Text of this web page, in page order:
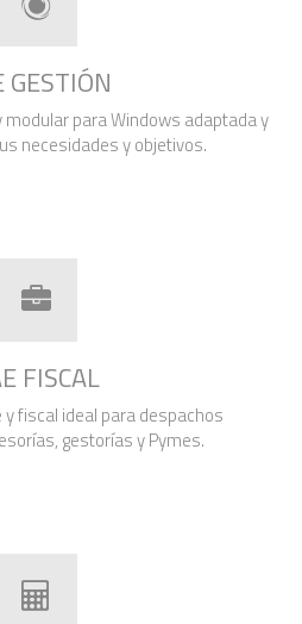
GESTIÓN
modular para Windows adaptada y
necesidades y objetivos.
FISCAL
fiscal ideal para despachos
gestorías y Pymes.